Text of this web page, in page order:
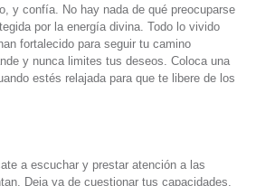
y confía. No hay nada de qué preocuparse
por la energía divina. Todo lo vivido
fortalecido para seguir tu camino
y nunca limites tus deseos. Coloca una
estés relajada para que te libere de los
a escuchar y prestar atención a las
Deja ya de cuestionar tus capacidades,